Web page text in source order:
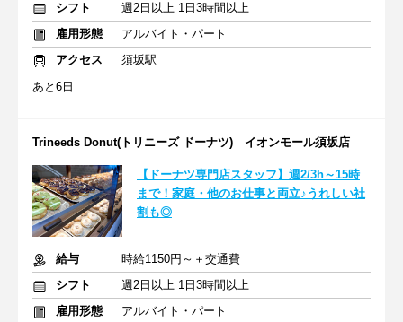
シフト
週2日以上 1日3時間以上
雇用形態
アルバイト・パート
アクセス
須坂駅
あと6日
Trineeds Donut(トリニーズ ドーナツ) イオンモール須坂店
【ドーナツ専門店スタッフ】週2/3h～15時
まで！家庭・他のお仕事と両立♪うれしい社
割も◎
給与
時給1150円～＋交通費
シフト
週2日以上 1日3時間以上
雇用形態
アルバイト・パート